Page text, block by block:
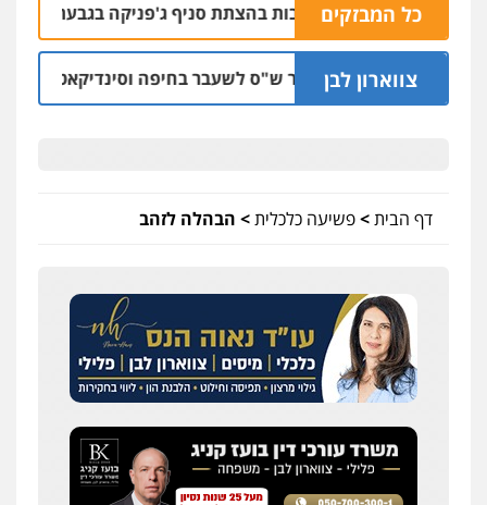
כל המבזקים
בחשד למעורבות בהצתת סניף ג'פניקה בגבעתיים
צווארון לבן
כתב אישום: יו"ר ש"ס לשעבר בחיפה וסינדיקאט ההלוואות
דף הבית>פשיעה כלכלית> הבהלה לזהב